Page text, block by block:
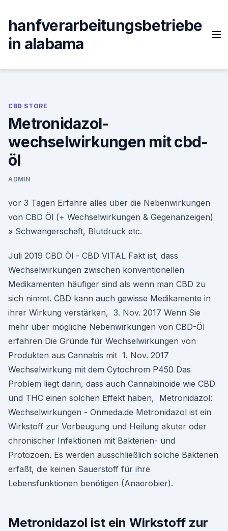
content
hanfverarbeitungsbetriebe
in alabama
CBD STORE
Metronidazol-
wechselwirkungen mit cbd-
öl
ADMIN
vor 3 Tagen Erfahre alles über die Nebenwirkungen
von CBD Öl (+ Wechselwirkungen & Gegenanzeigen)
» Schwangerschaft, Blutdruck etc.
Juli 2019 CBD Öl - CBD VITAL Fakt ist, dass
Wechselwirkungen zwischen konventionellen
Medikamenten häufiger sind als wenn man CBD zu
sich nimmt. CBD kann auch gewisse Medikamente in
ihrer Wirkung verstärken, 3. Nov. 2017 Wenn Sie
mehr über mögliche Nebenwirkungen von CBD-Öl
erfahren Die Gründe für Wechselwirkungen von
Produkten aus Cannabis mit 1. Nov. 2017
Wechselwirkung mit dem Cytochrom P450 Das
Problem liegt darin, dass auch Cannabinoide wie CBD
und THC einen solchen Effekt haben, Metronidazol:
Wechselwirkungen - Onmeda.de Metronidazol ist ein
Wirkstoff zur Vorbeugung und Heilung akuter oder
chronischer Infektionen mit Bakterien- und
Protozoen. Es werden ausschließlich solche Bakterien
erfaßt, die keinen Sauerstoff für ihre
Lebensfunktionen benötigen (Anaerobier).
Metronidazol ist ein Wirkstoff zur